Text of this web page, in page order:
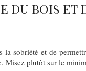
DU BOIS
la sobriété et de
Misez plutôt sur le